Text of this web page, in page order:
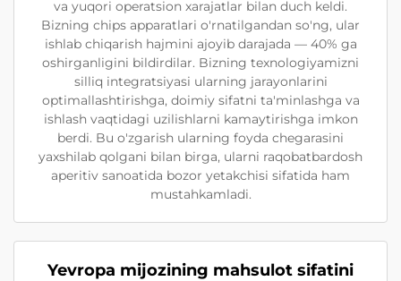
va yuqori operatsion xarajatlar bilan duch keldi.
Bizning chips apparatlari o'rnatilgandan so'ng, ular
ishlab chiqarish hajmini ajoyib darajada — 40% ga
oshirganligini bildirdilar. Bizning texnologiyamizni
silliq integratsiyasi ularning jarayonlarini
optimallashtirishga, doimiy sifatni ta'minlashga va
ishlash vaqtidagi uzilishlarni kamaytirishga imkon
berdi. Bu o'zgarish ularning foyda chegarasini
yaxshilab qolgani bilan birga, ularni raqobatbardosh
aperitiv sanoatida bozor yetakchisi sifatida ham
mustahkamladi.
Yevropa mijozining mahsulot sifatini